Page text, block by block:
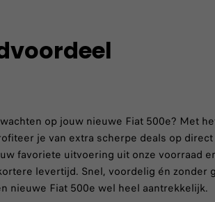
op jouw nieuwe Fiat 500e? Met
je van extra scherpe deals op
favoriete uitvoering uit onze voorraad
levertijd. Snel, voordelig én zonder
nieuwe Fiat 500e wel heel aantrekkelijk.